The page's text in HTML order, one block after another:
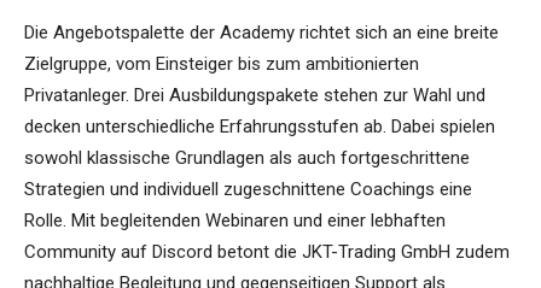
Die Angebotspalette der Academy richtet sich an eine breite
Zielgruppe, vom Einsteiger bis zum ambitionierten
Privatanleger. Drei Ausbildungspakete stehen zur Wahl und
decken unterschiedliche Erfahrungsstufen ab. Dabei spielen
sowohl klassische Grundlagen als auch fortgeschrittene
Strategien und individuell zugeschnittene Coachings eine
Rolle. Mit begleitenden Webinaren und einer lebhaften
Community auf Discord betont die JKT-Trading GmbH zudem
nachhaltige Begleitung und gegenseitigen Support als